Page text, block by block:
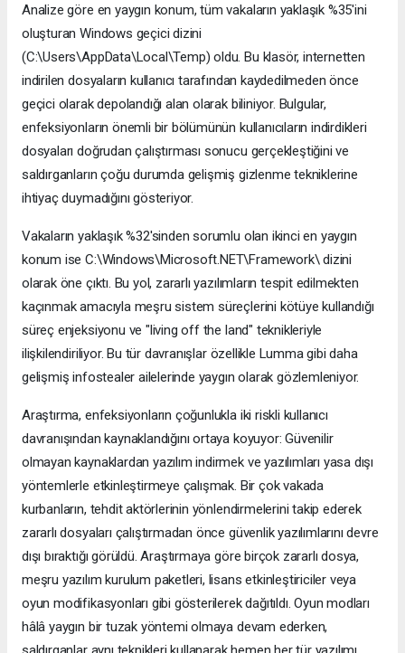
Analize göre en yaygın konum, tüm vakaların yaklaşık %35'ini
oluşturan Windows geçici dizini
(C:\Users\AppData\Local\Temp) oldu. Bu klasör, internetten
indirilen dosyaların kullanıcı tarafından kaydedilmeden önce
geçici olarak depolandığı alan olarak biliniyor. Bulgular,
enfeksiyonların önemli bir bölümünün kullanıcıların indirdikleri
dosyaları doğrudan çalıştırması sonucu gerçekleştiğini ve
saldırganların çoğu durumda gelişmiş gizlenme tekniklerine
ihtiyaç duymadığını gösteriyor.
Vakaların yaklaşık %32'sinden sorumlu olan ikinci en yaygın
konum ise C:\Windows\Microsoft.NET\Framework\ dizini
olarak öne çıktı. Bu yol, zararlı yazılımların tespit edilmekten
kaçınmak amacıyla meşru sistem süreçlerini kötüye kullandığı
süreç enjeksiyonu ve "living off the land" teknikleriyle
ilişkilendiriliyor. Bu tür davranışlar özellikle Lumma gibi daha
gelişmiş infostealer ailelerinde yaygın olarak gözlemleniyor.
Araştırma, enfeksiyonların çoğunlukla iki riskli kullanıcı
davranışından kaynaklandığını ortaya koyuyor: Güvenilir
olmayan kaynaklardan yazılım indirmek ve yazılımları yasa dışı
yöntemlerle etkinleştirmeye çalışmak. Bir çok vakada
kurbanların, tehdit aktörlerinin yönlendirmelerini takip ederek
zararlı dosyaları çalıştırmadan önce güvenlik yazılımlarını devre
dışı bıraktığı görüldü. Araştırmaya göre birçok zararlı dosya,
meşru yazılım kurulum paketleri, lisans etkinleştiriciler veya
oyun modifikasyonları gibi gösterilerek dağıtıldı. Oyun modları
hâlâ yaygın bir tuzak yöntemi olmaya devam ederken,